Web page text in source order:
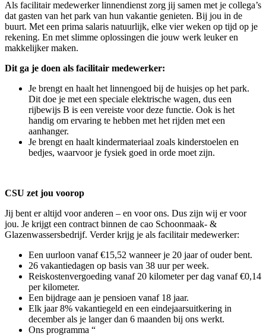
Als facilitair medewerker linnendienst zorg jij samen met je collega’s
dat gasten van het park van hun vakantie genieten. Bij jou in de
buurt. Met een prima salaris natuurlijk, elke vier weken op tijd op je
rekening. En met slimme oplossingen die jouw werk leuker en
makkelijker maken.
Dit ga je doen als facilitair medewerker:
Je brengt en haalt het linnengoed bij de huisjes op het park.
Dit doe je met een speciale elektrische wagen, dus een
rijbewijs B is een vereiste voor deze functie. Ook is het
handig om ervaring te hebben met het rijden met een
aanhanger.
Je brengt en haalt kindermateriaal zoals kinderstoelen en
bedjes, waarvoor je fysiek goed in orde moet zijn.
CSU zet jou voorop
Jij bent er altijd voor anderen – en voor ons. Dus zijn wij er voor
jou. Je krijgt een contract binnen de cao Schoonmaak- &
Glazenwassersbedrijf. Verder krijg je als facilitair medewerker:
Een uurloon vanaf €15,52 wanneer je 20 jaar of ouder bent.
26 vakantiedagen op basis van 38 uur per week.
Reiskostenvergoeding vanaf 20 kilometer per dag vanaf €0,14
per kilometer.
Een bijdrage aan je pensioen vanaf 18 jaar.
Elk jaar 8% vakantiegeld en een eindejaarsuitkering in
december als je langer dan 6 maanden bij ons werkt.
Ons programma “